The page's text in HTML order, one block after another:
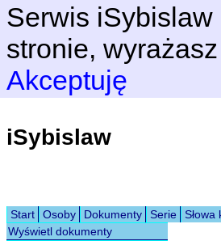
Serwis
stronie,
Akceptuję
iSybislaw
Start Osoby Dokumenty Serie Słowa
Wyświetl dokumenty